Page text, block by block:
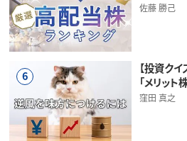
佐藤 勝己
6
【投資ク
「メリット
窪田 真之